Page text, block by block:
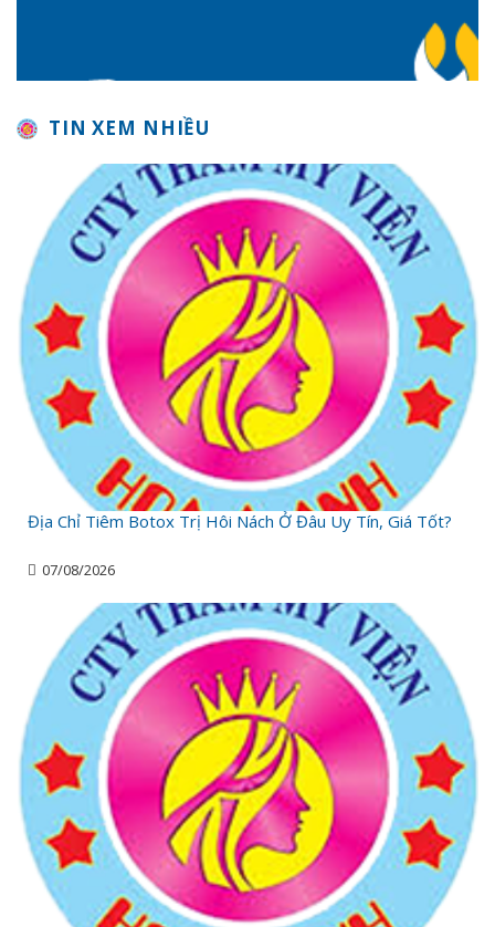
TIN XEM NHIỀU
Địa Chỉ Tiêm Botox Trị Hôi Nách Ở Đâu Uy Tín, Giá Tốt?
07/08/2026